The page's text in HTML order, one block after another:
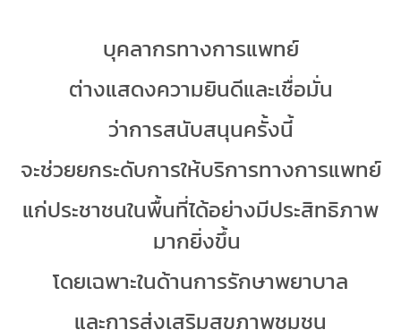
บุคลากรทางการแพทย์
ต่างแสดงความยินดีและเชื่อมั่น
ว่าการสนับสนุนครั้งนี้
จะช่วยยกระดับการให้บริการทางการแพทย์
แก่ประชาชนในพื้นที่ได้อย่างมีประสิทธิภาพ
มากยิ่งขึ้น
โดยเฉพาะในด้านการรักษาพยาบาล
และการส่งเสริมสุขภาพชุมชน